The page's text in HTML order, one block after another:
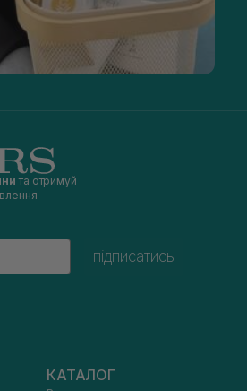
та отримуй
підписатись
КАТАЛОГ